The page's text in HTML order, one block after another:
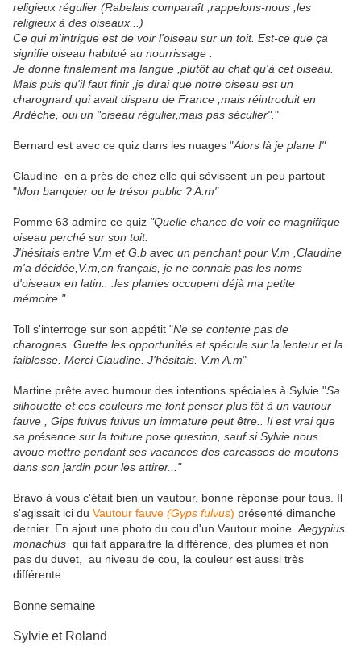
religieux régulier (Rabelais comparaît ,rappelons-nous ,les
religieux à des oiseaux...)
Ce qui m'intrigue est de voir l'oiseau sur un toit. Est-ce que ça
signifie oiseau habitué au nourrissage .
Je donne finalement ma langue ,plutôt au chat qu'à cet oiseau.
Mais puis qu'il faut finir ,je dirai que notre oiseau est un
charognard qui avait disparu de France ,mais réintroduit en
Ardèche, oui un "oiseau régulier,mais pas séculier"."
Bernard est avec ce quiz dans les nuages "Alors là je plane !"
Claudine en a près de chez elle qui sévissent un peu partout
"Mon banquier ou le trésor public ? A.m"
Pomme 63 admire ce quiz "Quelle chance de voir ce magnifique
oiseau perché sur son toit.
J'hésitais entre V.m et G.b avec un penchant pour V.m ,Claudine
m'a décidée,V.m,en français, je ne connais pas les noms
d'oiseaux en latin.. .les plantes occupent déjà ma petite
mémoire."
Toll s'interroge sur son appétit "Ne se contente pas de
charognes. Guette les opportunités et spécule sur la lenteur et la
faiblesse. Merci Claudine. J'hésitais. V.m A.m"
Martine prête avec humour des intentions spéciales à Sylvie "Sa
silhouette et ces couleurs me font penser plus tôt à un vautour
fauve , Gips fulvus fulvus un immature peut être.. Il est vrai que
sa présence sur la toiture pose question, sauf si Sylvie nous
avoue mettre pendant ses vacances des carcasses de moutons
dans son jardin pour les attirer..."
Bravo à vous c'était bien un vautour, bonne réponse pour tous. Il
s'agissait ici du Vautour fauve (Gyps fulvus) présenté dimanche
dernier. En ajout une photo du cou d'un Vautour moine Aegypius
monachus qui fait apparaitre la différence, des plumes et non
pas du duvet, au niveau de cou, la couleur est aussi très
différente.
Bonne semaine
Sylvie et Roland